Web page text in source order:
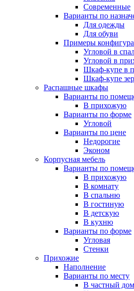
Современные
Варианты по
Для одежды
Для обуви
Примеры
Угловой в
Угловой в
Шкаф-купе в
Шкаф-купе
Распашные шкафы
Варианты по
В прихожую
Варианты по форме
Угловой
Варианты по цене
Недорогие
Эконом
Корпусная мебель
Варианты по
В прихожую
В комнату
В спальню
В гостиную
В детскую
В кухню
Варианты по форме
Угловая
Стенки
Прихожие
Наполнение
Варианты по месту
В частный дом